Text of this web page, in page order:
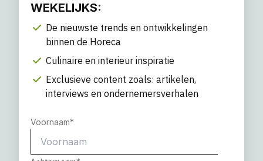
WEKELIJKS:
De nieuwste trends en ontwikkelingen
binnen de Horeca
Culinaire en interieur inspiratie
Exclusieve content zoals: artikelen,
interviews en ondernemersverhalen
Voornaam*